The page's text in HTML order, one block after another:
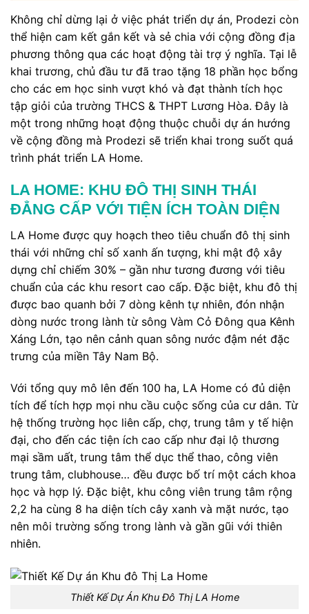
Không chỉ dừng lại ở việc phát triển dự án, Prodezi còn
thể hiện cam kết gắn kết và sẻ chia với cộng đồng địa
phương thông qua các hoạt động tài trợ ý nghĩa. Tại lễ
khai trương, chủ đầu tư đã trao tặng 18 phần học bổng
cho các em học sinh vượt khó và đạt thành tích học
tập giỏi của trường THCS & THPT Lương Hòa. Đây là
một trong những hoạt động thuộc chuỗi dự án hướng
về cộng đồng mà Prodezi sẽ triển khai trong suốt quá
trình phát triển LA Home.
LA HOME: KHU ĐÔ THỊ SINH THÁI
ĐẲNG CẤP VỚI TIỆN ÍCH TOÀN DIỆN
LA Home được quy hoạch theo tiêu chuẩn đô thị sinh
thái với những chỉ số xanh ấn tượng, khi mật độ xây
dựng chỉ chiếm 30% – gần như tương đương với tiêu
chuẩn của các khu resort cao cấp. Đặc biệt, khu đô thị
được bao quanh bởi 7 dòng kênh tự nhiên, đón nhận
dòng nước trong lành từ sông Vàm Cỏ Đông qua Kênh
Xáng Lớn, tạo nên cảnh quan sông nước đậm nét đặc
trưng của miền Tây Nam Bộ.
Với tổng quy mô lên đến 100 ha, LA Home có đủ diện
tích để tích hợp mọi nhu cầu cuộc sống của cư dân. Từ
hệ thống trường học liên cấp, chợ, trung tâm y tế hiện
đại, cho đến các tiện ích cao cấp như đại lộ thương
mại sầm uất, trung tâm thể dục thể thao, công viên
trung tâm, clubhouse… đều được bố trí một cách khoa
học và hợp lý. Đặc biệt, khu công viên trung tâm rộng
2,2 ha cùng 8 ha diện tích cây xanh và mặt nước, tạo
nên môi trường sống trong lành và gần gũi với thiên
nhiên.
Thiết Kế Dự Án Khu Đô Thị LA Home